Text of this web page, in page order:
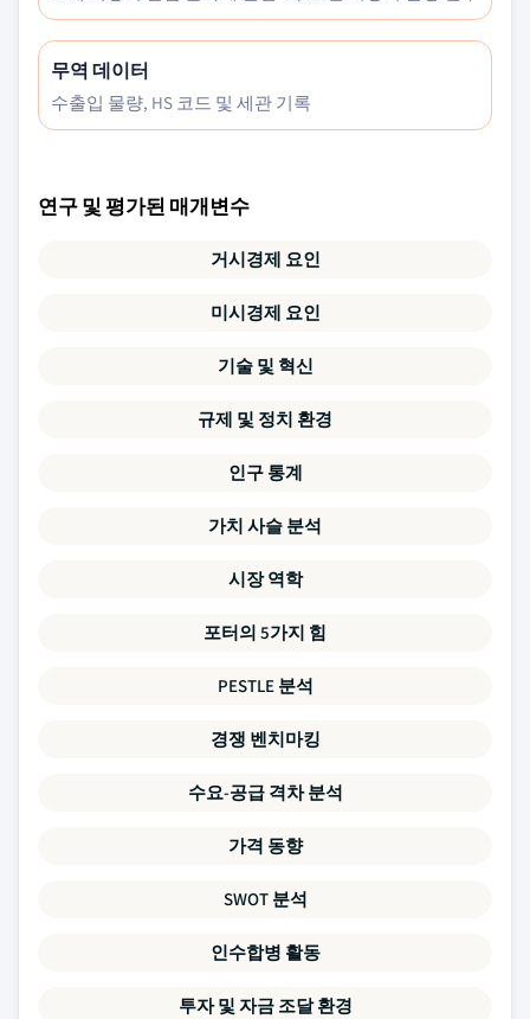
무역 데이터
수출입 물량, HS 코드 및 세관 기록
연구 및 평가된 매개변수
거시경제 요인
미시경제 요인
기술 및 혁신
규제 및 정치 환경
인구 통계
가치 사슬 분석
시장 역학
포터의 5가지 힘
PESTLE 분석
경쟁 벤치마킹
수요-공급 격차 분석
가격 동향
SWOT 분석
인수합병 활동
투자 및 자금 조달 환경